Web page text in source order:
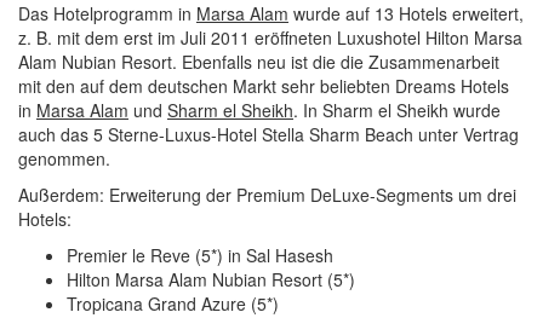
Das Hotelprogramm in Marsa Alam wurde auf 13 Hotels erweitert,
z. B. mit dem erst im Juli 2011 eröffneten Luxushotel Hilton Marsa
Alam Nubian Resort. Ebenfalls neu ist die die Zusammenarbeit
mit den auf dem deutschen Markt sehr beliebten Dreams Hotels
in Marsa Alam und Sharm el Sheikh. In Sharm el Sheikh wurde
auch das 5 Sterne-Luxus-Hotel Stella Sharm Beach unter Vertrag
genommen.
Außerdem: Erweiterung der Premium DeLuxe-Segments um drei
Hotels:
Premier le Reve (5*) in Sal Hasesh
Hilton Marsa Alam Nubian Resort (5*)
Tropicana Grand Azure (5*)